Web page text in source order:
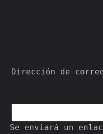
Dirección de
Se enviará un